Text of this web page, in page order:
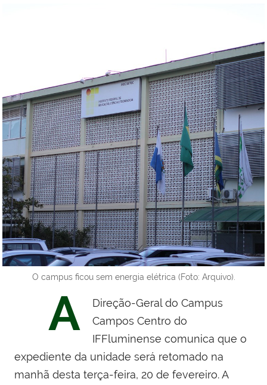
O campus ficou sem energia elétrica (Foto: Arquivo).
A
Direção-Geral do Campus
Campos Centro do
IFFluminense comunica que o
expediente da unidade será retomado na
manhã desta terça-feira, 20 de fevereiro. A